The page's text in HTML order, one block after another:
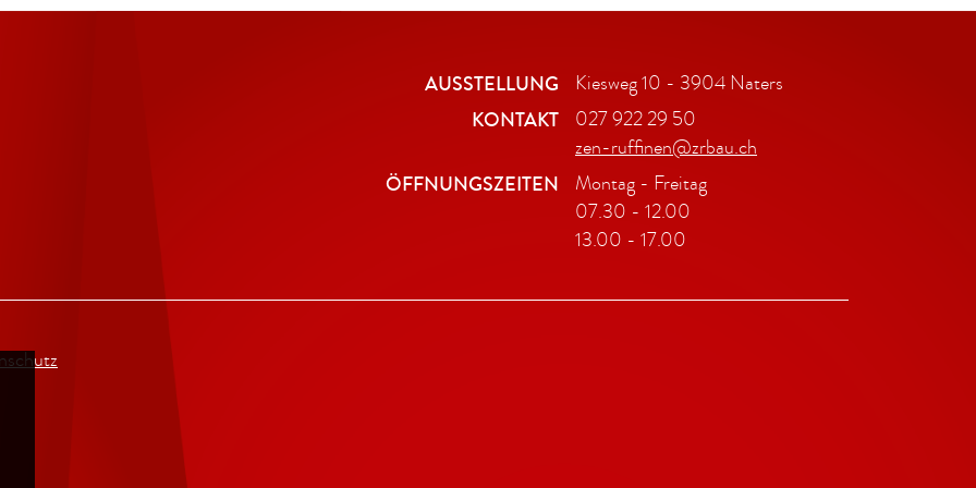
AUSSTELLUNG Kiesweg 10 - 3904 Naters
KONTAKT
027 922 29 50
zen-ruffinen@zrbau.ch
ÖFFNUNGSZEITEN
Montag - Freitag
07.30 - 12.00
13.00 - 17.00